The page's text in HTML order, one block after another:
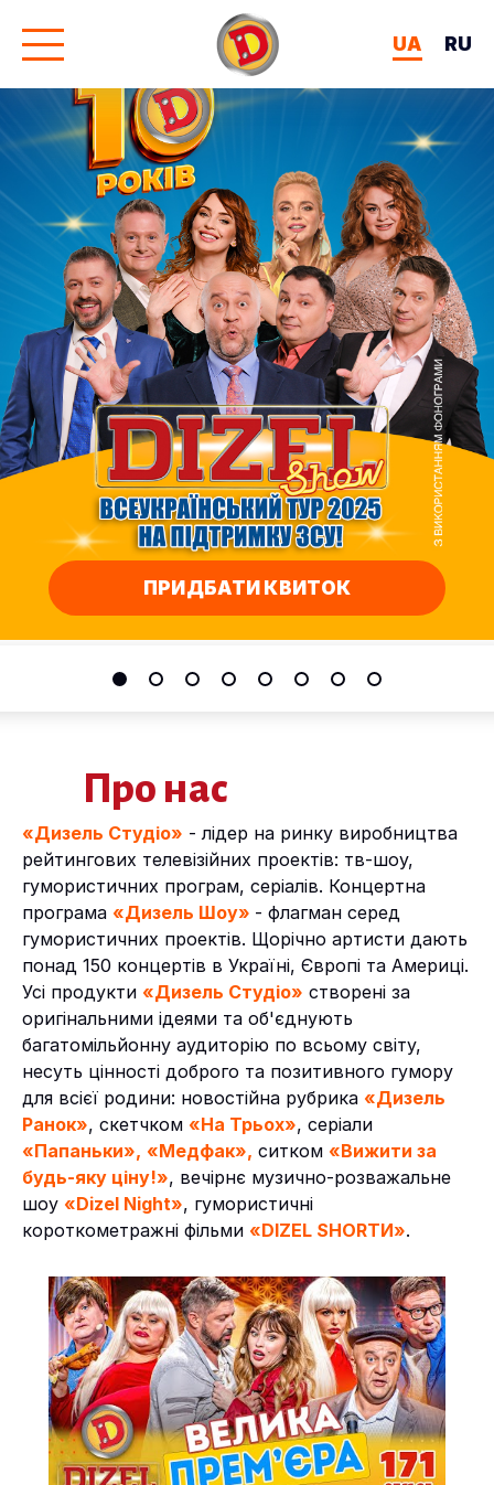
UA
RU
ПРИДБАТИ КВИТОК
Про нас
«Дизель Студіо» - лідер на ринку виробництва
рейтингових телевізійних проектів: тв-шоу,
гумористичних програм, серіалів. Концертна
програма «Дизель Шоу» - флагман серед
гумористичних проектів. Щорічно артисти дають
понад 150 концертів в Україні, Європі та Америці.
Усі продукти «Дизель Студіо» створені за
оригінальними ідеями та об'єднують
багатомільйонну аудиторію по всьому світу,
несуть цінності доброго та позитивного гумору
для всієї родини: новостійна рубрика «Дизель
Ранок», скетчком «На Трьох», серіали
«Папаньки», «Медфак», ситком «Вижити за
будь-яку ціну!», вечірнє музично-розважальне
шоу «Dizel Night», гумористичні
короткометражні фільми «DIZEL SHORTИ».